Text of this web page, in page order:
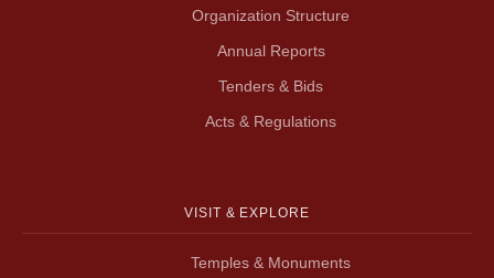
Organization Structure
Annual Reports
Tenders & Bids
Acts & Regulations
VISIT & EXPLORE
Temples & Monuments